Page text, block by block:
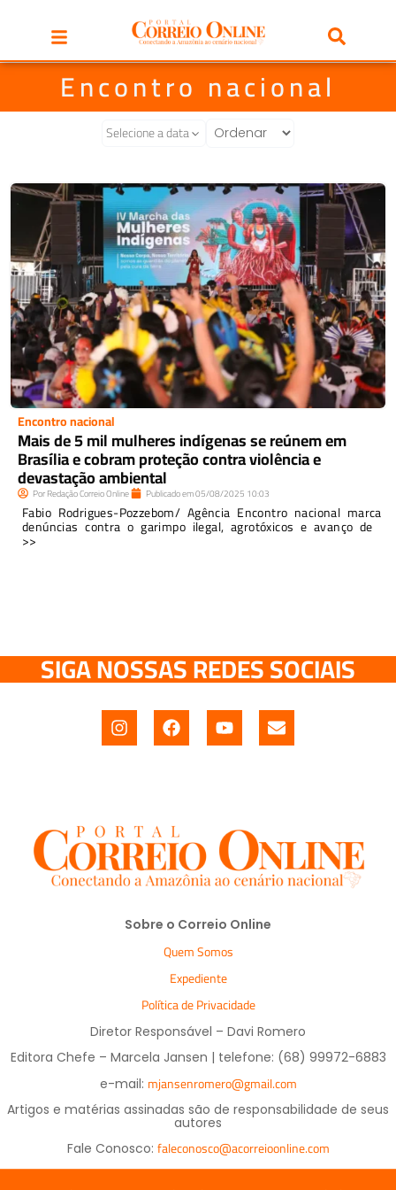
Encontro nacional
Selecione a data
Encontro nacional
Mais de 5 mil mulheres indígenas se reúnem em
Brasília e cobram proteção contra violência e
devastação ambiental
PorRedação Correio Online Publicado em05/08/2025 10:03
Fabio Rodrigues-Pozzebom/ Agência Encontro nacional marca
denúncias contra o garimpo ilegal, agrotóxicos e avanço de
>>
SIGA NOSSAS REDES SOCIAIS
Sobre o Correio Online
Quem Somos
Expediente
Política de Privacidade
Diretor Responsável – Davi Romero
Editora Chefe – Marcela Jansen | telefone: (68) 99972-6883
e-mail: mjansenromero@gmail.com
Artigos e matérias assinadas são de responsabilidade de seus
autores
Fale Conosco: faleconosco@acorreioonline.com